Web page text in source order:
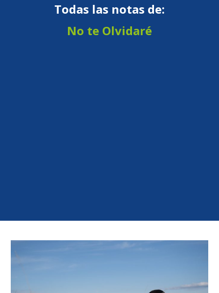
Todas las notas de:
No te Olvidaré